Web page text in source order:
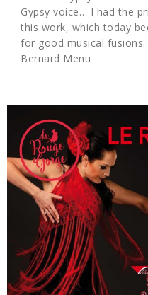
Gypsy voice… I had the
this work, which today
for good musical
Bernard Menu